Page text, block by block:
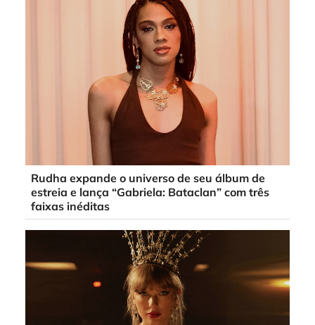
Rudha expande o universo de seu álbum de
estreia e lança “Gabriela: Bataclan” com três
faixas inéditas